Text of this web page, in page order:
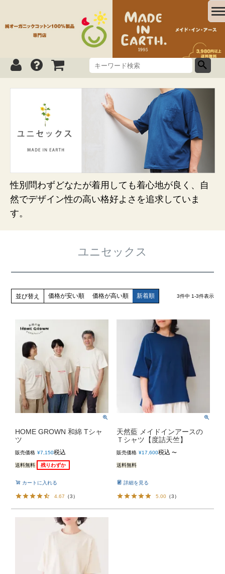
性別問わずどなたが着用しても着心地が良く、自
然でデザイン性の高い格好よさを追求していま
す。
ユニセックス
並び替え 価格が安い順 価格が高い順 新着順 3件中 1-3件表示
HOME GROWN 和綿 Tシャ
ツ
販売価格 ¥7,150税込
送料無料 残りわずか
カートに入れる
4.67 （3）
天然藍 メイドインアースの
Ｔシャツ【度詰天竺】
販売価格 ¥17,600税込 〜
送料無料
詳細を見る
5.00 （3）